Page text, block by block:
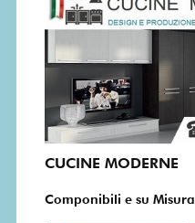
CUCINE MODERNE
Componibili e su Misura